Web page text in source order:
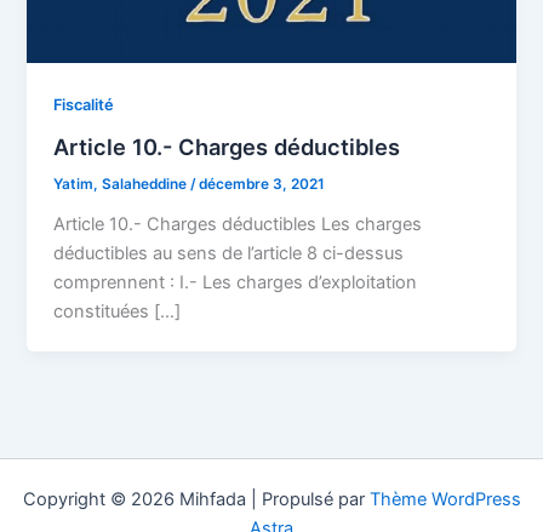
Fiscalité
Article 10.- Charges déductibles
Yatim, Salaheddine /décembre 3, 2021
Article 10.- Charges déductibles Les charges
déductibles au sens de l’article 8 ci-dessus
comprennent : I.- Les charges d’exploitation
constituées […]
Copyright © 2026 Mihfada | Propulsé par Thème WordPress